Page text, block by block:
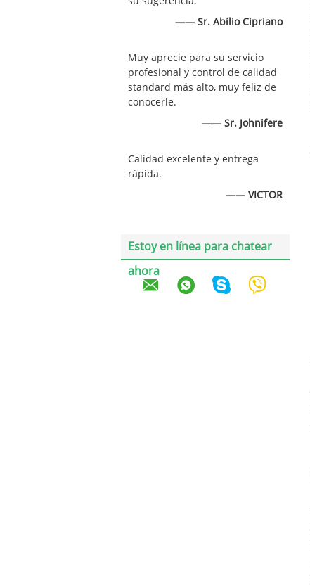
—— Sr. Abílio Cipriano
Muy aprecie para su servicio
profesional y control de calidad
standard más alto, muy feliz de
conocerle.
—— Sr. Johnifere
Calidad excelente y entrega
rápida.
—— VICTOR
Estoy en línea para chatear
ahora